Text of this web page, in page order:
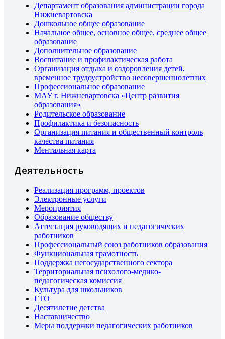
Департамент образования администрации города
Нижневартовска
Дошкольное общее образование
Начальное общее, основное общее, среднее общее
образование
Дополнительное образование
Воспитание и профилактическая работа
Организация отдыха и оздоровления детей,
временное трудоустройство несовершеннолетних
Профессиональное образование
МАУ г. Нижневартовска «Центр развития
образования»
Родительское образование
Профилактика и безопасность
Организация питания и общественный контроль
качества питания
Ментальная карта
Деятельность
Реализация программ, проектов
Электронные услуги
Мероприятия
Образование обществу
Аттестация руководящих и педагогических
работников
Профессиональный союз работников образования
Функциональная грамотность
Поддержка негосударственного сектора
Территориальная психолого-медико-
педагогическая комиссия
Культура для школьников
ГТО
Десятилетие детства
Наставничество
Меры поддержки педагогических работников